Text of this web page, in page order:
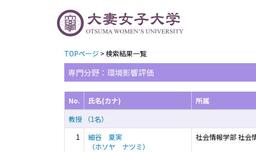
TOPページ > 検索結果一覧
専門分野：環境影響評価
No. 氏名(カナ) 所属
教授 （1名）
1
細谷 夏実
（ホソヤ ナツミ）
社会情報学部 社会